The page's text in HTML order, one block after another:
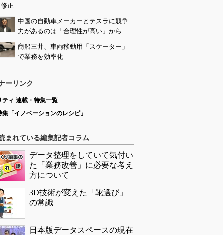
正
中国の自動車メーカーとテスラに競争
力があるのは「合理性が高い」から
商船三井、車両移動用「スケーター」
で業務を効率化
ーリンク
ティ 連載・特集一覧
集「イノベーションのレシピ」
まれている編集記者コラム
データ整理をしていて気付い
た「業務改善」に必要な考え
方について
3D技術が変えた「靴選び」
の常識
日本版データスペースの現在